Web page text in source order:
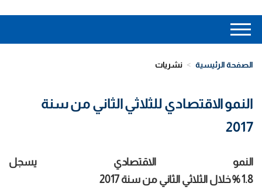
Main
navigation
الصفحة الرئيسية نشريات
النمو الاقتصادي للثلاثي الثاني من سنة
2017
النمو
الاقتصادي يسجل
1.8
%خلال الثلاثي الثاني من سنة 2017